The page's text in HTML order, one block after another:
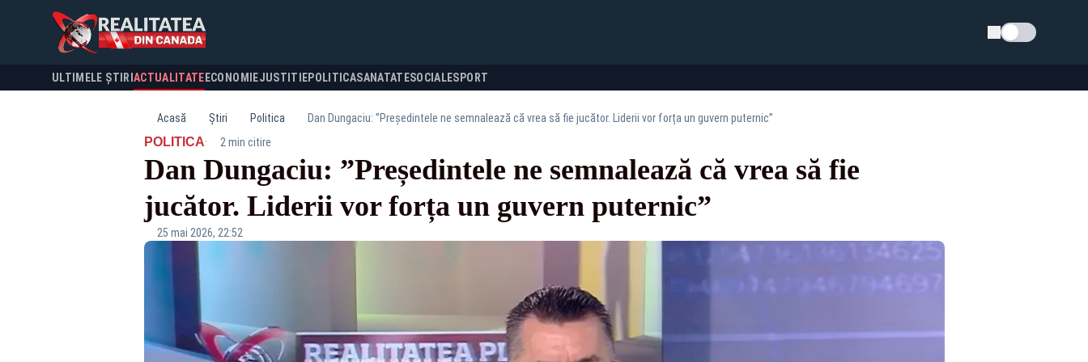
Schimba tema
ULTIMELE ȘTIRI ACTUALITATE ECONOMIEJUSTITIEPOLITICASANATATESOCIALESPORT
Acasă Știri Politica Dan Dungaciu: ”Președintele ne semnalează că vrea să fie jucător. Liderii vor forța un guvern puternic”
POLITICA· 2 min citire
Dan Dungaciu: ”Președintele ne semnalează că vrea să fie
jucător. Liderii vor forța un guvern puternic”
25 mai 2026, 22:52